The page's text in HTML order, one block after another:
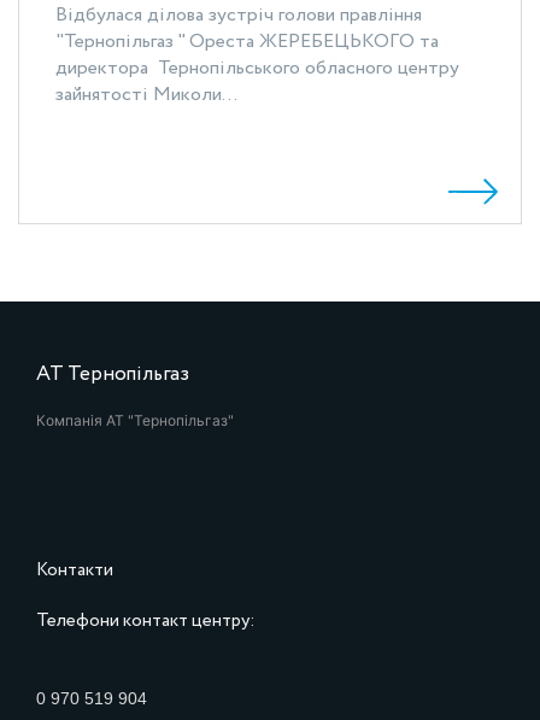
Відбулася ділова зустріч голови правління
"Тернопільгаз " Ореста ЖЕРЕБЕЦЬКОГО та
директора Тернопільського обласного центру
зайнятості Миколи...
АТ Тернопільгаз
Компанія АТ "Тернопільгаз"
Контакти
Телефони контакт центру:
0 970 519 904